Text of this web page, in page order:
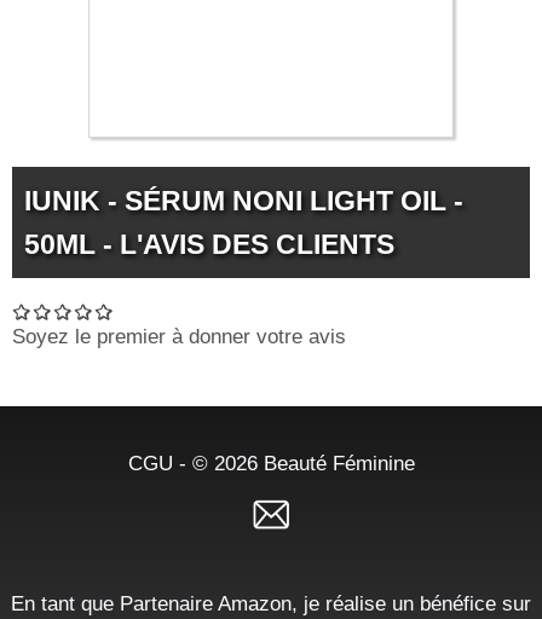
IUNIK - SÉRUM NONI LIGHT OIL -
50ML - L'AVIS DES CLIENTS
Soyez le premier à donner votre avis
CGU - © 2026 Beauté Féminine
En tant que Partenaire Amazon, je réalise un bénéfice sur